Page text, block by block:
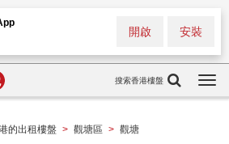
安裝
開啟
搜索香港樓盤
的出租樓盤 > 觀塘區 > 觀塘